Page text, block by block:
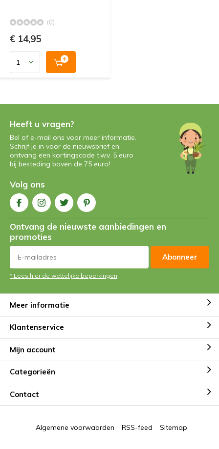
(0)
€ 14,95
Heeft u vragen?
Bel of e-mail ons voor meer informatie.
Schrijf je in voor de nieuwsbrief en
ontvang een kortingscode t.w.v. 5 euro
bij besteding boven de 75 euro!
Volg ons
Ontvang de nieuwste aanbiedingen en
promoties
Abonneer
* Lees hier de wettelijke beperkingen
Meer informatie
Klantenservice
Mijn account
Categorieën
Contact
Algemene voorwaarden RSS-feed Sitemap